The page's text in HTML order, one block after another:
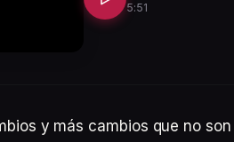
5:51
y más cambios que no